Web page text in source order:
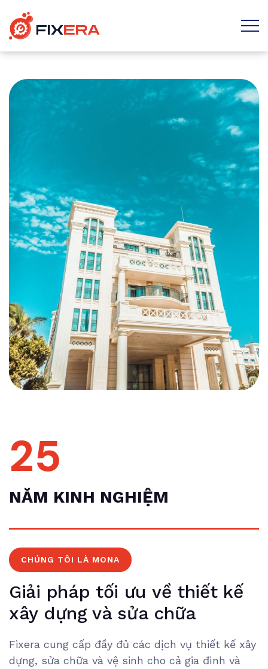
25
NĂM KINH NGHIỆM
CHÚNG TÔI LÀ MONA
Giải pháp tối ưu về thiết kế
xây dựng và sửa chữa
Fixera cung cấp đầy đủ các dịch vụ thiết kế xây
dựng, sửa chữa và vệ sinh cho cả gia đình và